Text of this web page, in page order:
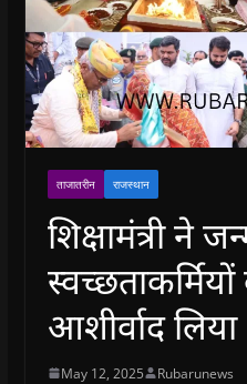
ताजातरीन राजस्थान
शिक्षामंत्री ने
आशीर्वाद लिया
May 12, 2025 Rubarunews